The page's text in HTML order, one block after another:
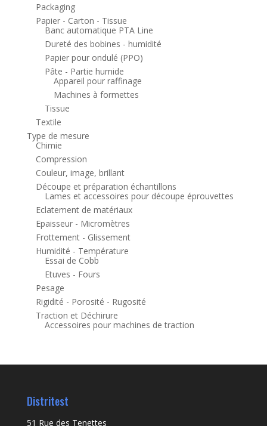
Packaging
Papier - Carton - Tissue
Banc automatique PTA Line
Dureté des bobines - humidité
Papier pour ondulé (PPO)
Pâte - Partie humide
Appareil pour raffinage
Machines à formettes
Tissue
Textile
Type de mesure
Chimie
Compression
Couleur, image, brillant
Découpe et préparation échantillons
Lames et accessoires pour découpe éprouvettes
Eclatement de matériaux
Epaisseur - Micromètres
Frottement - Glissement
Humidité - Température
Essai de Cobb
Etuves - Fours
Pesage
Rigidité - Porosité - Rugosité
Traction et Déchirure
Accessoires pour machines de traction
Distritest
51 Rue des Tenettes